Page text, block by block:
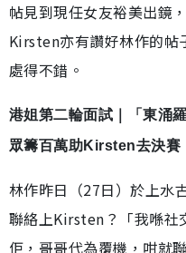
帖見到現任女友裕美出鏡
Kirsten亦有讚好林作的帖
處得不錯。
港姐第二輪面試｜「東涌
眾籌百萬助Kirsten去決賽
林作昨日（27日）於上水
聯絡上Kirsten？「我喺社
佢，哥哥代為覆機，咁就